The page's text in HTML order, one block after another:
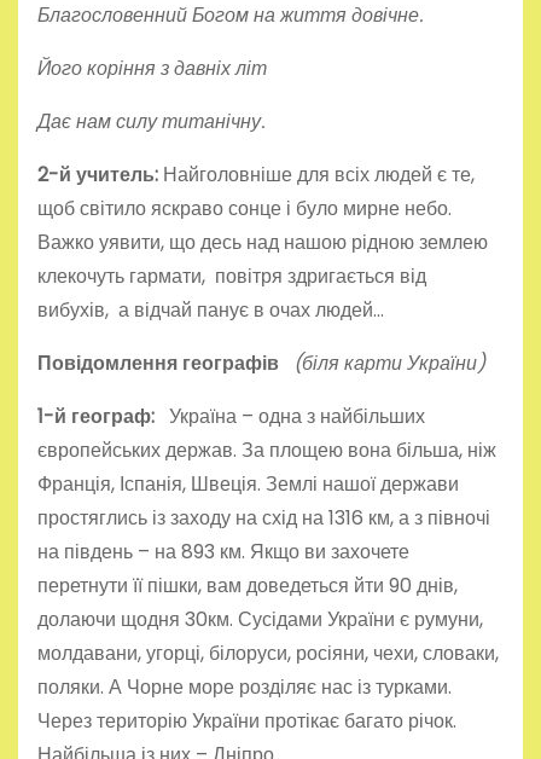
Благословенний Богом на життя довічне.
Його коріння з давніх літ
Дає нам силу титанічну.
2-й учитель: Найголовніше для всіх людей є те,
щоб світило яскраво сонце і було мирне небо.
Важко уявити, що десь над нашою рідною землею
клекочуть гармати, повітря здригається від
вибухів, а відчай панує в очах людей…
Повідомлення географів (біля карти України)
1-й географ: Україна – одна з найбільших
європейських держав. За площею вона більша, ніж
Франція, Іспанія, Швеція. Землі нашої держави
простяглись із заходу на схід на 1316 км, а з півночі
на південь – на 893 км. Якщо ви захочете
перетнути її пішки, вам доведеться йти 90 днів,
долаючи щодня 30км. Сусідами України є румуни,
молдавани, угорці, білоруси, росіяни, чехи, словаки,
поляки. А Чорне море розділяє нас із турками.
Через територію України протікає багато річок.